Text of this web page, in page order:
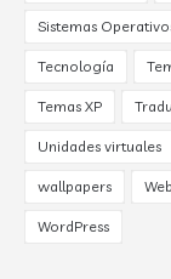
Sistemas
Tecnología
Temas XP
Unidades virtuales
wallpapers
WordPress